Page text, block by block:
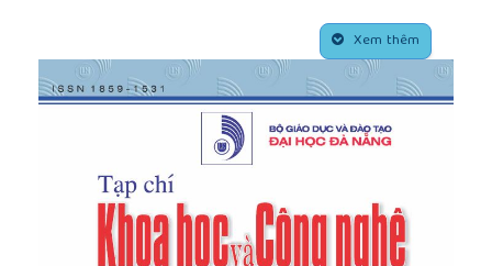
, vol. 27, no. 1, pp. 83-100, 2018.
Xu, Y. Bai, and S. Li, “Examining the antecedents
of brand engagement of tourists based on the
theory of value co-creation”,Sustainability, vol. 12,
no. 5, pp. 19-58, 2020.
R. Matthews, J. Son, and K. Watchravesringkan,
“An exploration of brand equity antecedents
concerning brand loyalty: A cognitive, affective, and
conative perspective”,
Journal of Business and
Retail Management Research
, vol. 9, no. 1, pp. 26-
40, 2014.
Xem thêm